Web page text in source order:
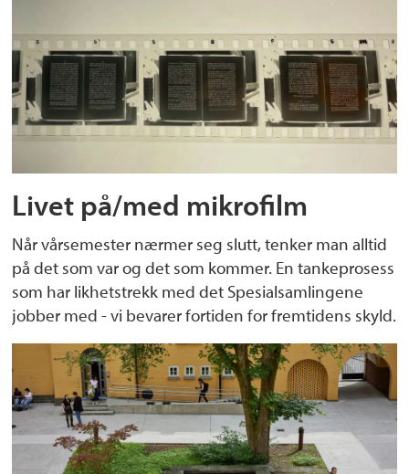
Livet på/med mikrofilm
Når vårsemester nærmer seg slutt, tenker man alltid
på det som var og det som kommer. En tankeprosess
som har likhetstrekk med det Spesialsamlingene
jobber med - vi bevarer fortiden for fremtidens skyld.